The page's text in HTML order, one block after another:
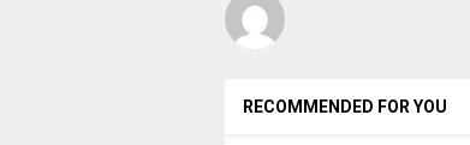
RECOMMENDED FOR YOU